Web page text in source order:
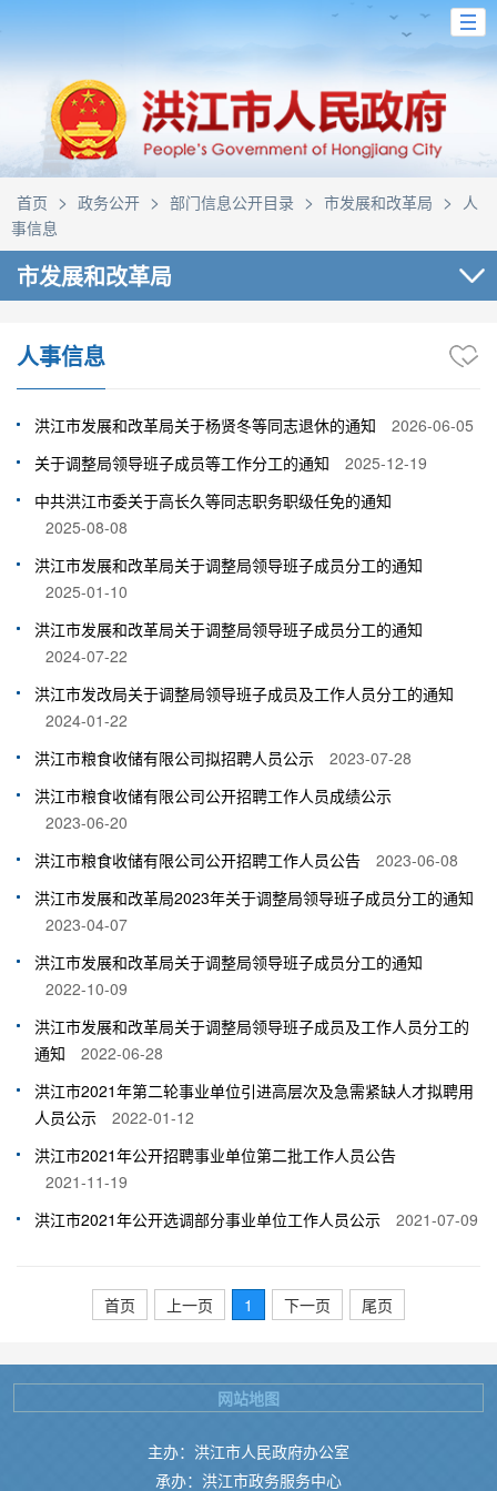
首页 > 政务公开 > 部门信息公开目录 > 市发展和改革局 > 人
事信息
市发展和改革局
人事信息
洪江市发展和改革局关于杨贤冬等同志退休的通知
2026-06-05
关于调整局领导班子成员等工作分工的通知
2025-12-19
中共洪江市委关于高长久等同志职务职级任免的通知
2025-08-08
洪江市发展和改革局关于调整局领导班子成员分工的通知
2025-01-10
洪江市发展和改革局关于调整局领导班子成员分工的通知
2024-07-22
洪江市发改局关于调整局领导班子成员及工作人员分工的通知
2024-01-22
洪江市粮食收储有限公司拟招聘人员公示
2023-07-28
洪江市粮食收储有限公司公开招聘工作人员成绩公示
2023-06-20
洪江市粮食收储有限公司公开招聘工作人员公告
2023-06-08
洪江市发展和改革局2023年关于调整局领导班子成员分工的通知
2023-04-07
洪江市发展和改革局关于调整局领导班子成员分工的通知
2022-10-09
洪江市发展和改革局关于调整局领导班子成员及工作人员分工的
通知
2022-06-28
洪江市2021年第二轮事业单位引进高层次及急需紧缺人才拟聘用
人员公示
2022-01-12
洪江市2021年公开招聘事业单位第二批工作人员公告
2021-11-19
洪江市2021年公开选调部分事业单位工作人员公示
2021-07-09
首页 上一页 1 下一页 尾页
主办：洪江市人民政府办公室
承办：洪江市政务服务中心
网站地图